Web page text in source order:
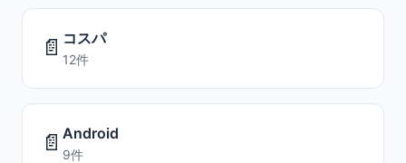
📄 コスパ
12件
📄 Android
9件